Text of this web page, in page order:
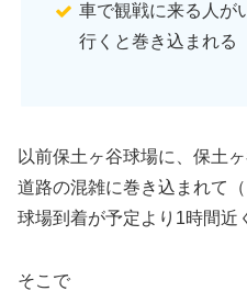
車で観戦に来る人が
行くと巻き込まれる
以前保土ヶ谷球場に、保土
道路の混雑に巻き込まれて
球場到着が予定より1時間近
そこで